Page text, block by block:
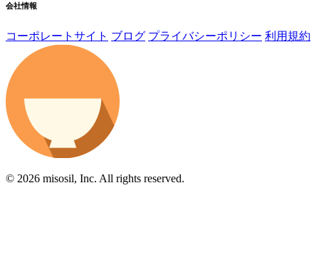
会社情報
コーポレートサイト ブログ プライバシーポリシー 利用規約
© 2026 misosil, Inc. All rights reserved.